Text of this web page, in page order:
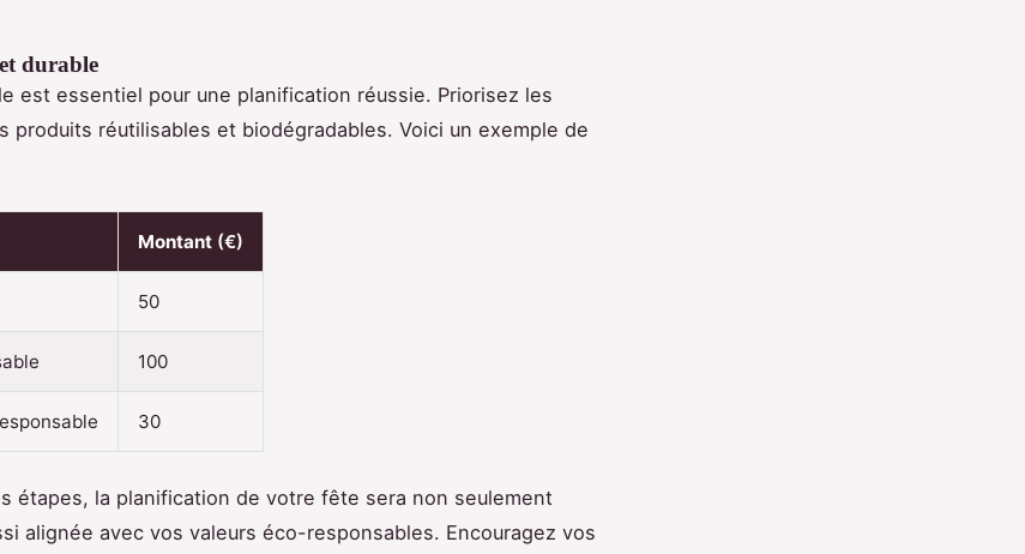
durable
est essentiel pour une planification réussie. Priorisez les
produits réutilisables et biodégradables. Voici un exemple de
Montant (€)
50
100
30
étapes, la planification de votre fête sera non seulement
alignée avec vos valeurs éco-responsables. Encouragez vos